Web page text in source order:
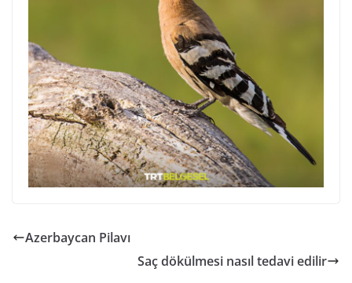
Azerbaycan Pilavı
Saç dökülmesi nasıl tedavi edilir